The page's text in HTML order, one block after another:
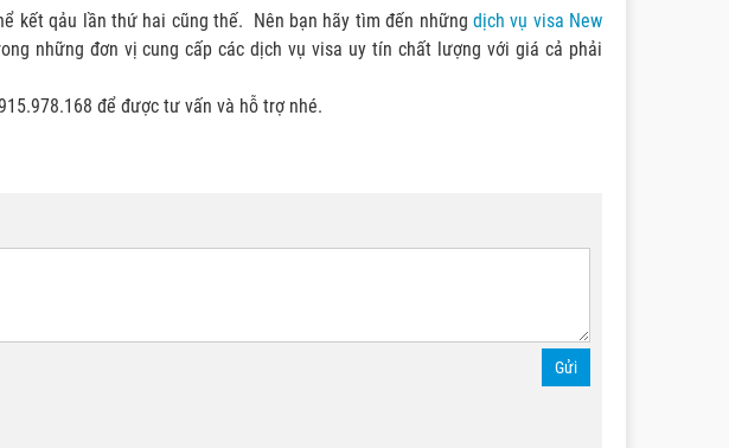
kết qảu lần thứ hai cũng thế. Nên bạn hãy tìm đến những dịch vụ visa New
những đơn vị cung cấp các dịch vụ visa uy tín chất lượng với giá cả phải
để được tư vấn và hỗ trợ nhé.
Gửi